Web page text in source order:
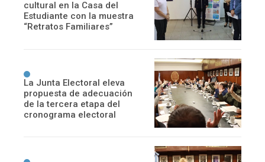
cultural en la Casa del
Estudiante con la muestra
“Retratos Familiares”
La Junta Electoral eleva
propuesta de adecuación
de la tercera etapa del
cronograma electoral